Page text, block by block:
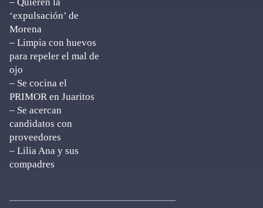
‘expulsación’ de
Morena
– Limpia con huevos
para repeler el mal de
ojo
– Se cocina el
PRIMOR en Juaritos
– Se acercan
candidatos con
proveedores
– Lilia Ana y sus
compadres